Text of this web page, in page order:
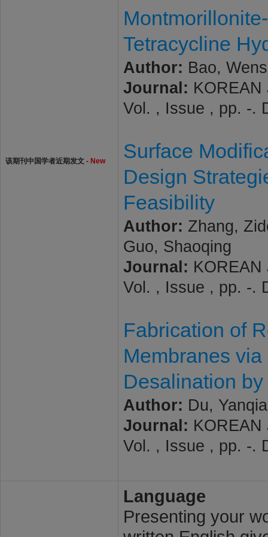
该期刊中国学者近期发文 - New
Tetracycline
Author: Bao,
Journal:
Vol. , Issue , pp. -.
Surface
Design
Feasibility
Author: Zhang,
Guo, Shaoqing
Journal:
Vol. , Issue , pp. -.
Fabrication of
Membranes
Desalination
Author: Du,
Journal:
Vol. , Issue , pp. -.
Language
Presenting your